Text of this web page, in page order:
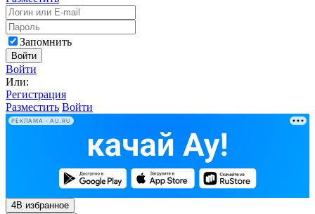
Запомнить
Войти
Войти
Или:
Регистрация
Разместить Войти
РЕКЛАМА • AU.RU
4В избранное